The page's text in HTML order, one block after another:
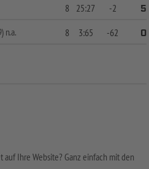
8 25:27 -2
5
n.a. 8 3:65 -62 0
Ihre Website? Ganz einfach mit den